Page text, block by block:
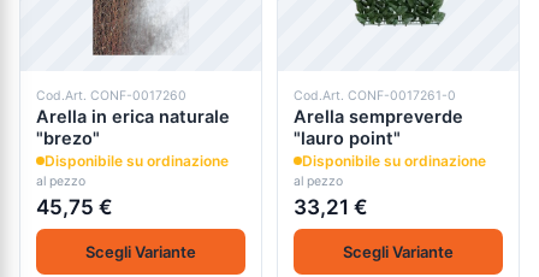
Cod.Art. CONF-0017260
Arella in erica naturale
"brezo"
Disponibile su ordinazione
al pezzo
45,75 €
Scegli Variante
Cod.Art. CONF-0017261-0
Arella sempreverde
"lauro point"
Disponibile su ordinazione
al pezzo
33,21 €
Scegli Variante